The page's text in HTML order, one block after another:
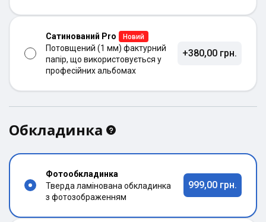
Сатинований Pro Новий
Потовщений (1 мм) фактурний
папір, що використовується у
професійних альбомах
+380,00 грн.
Обкладинка
Фотообкладинка
Тверда ламінована обкладинка
з фотозображенням
999,00 грн.